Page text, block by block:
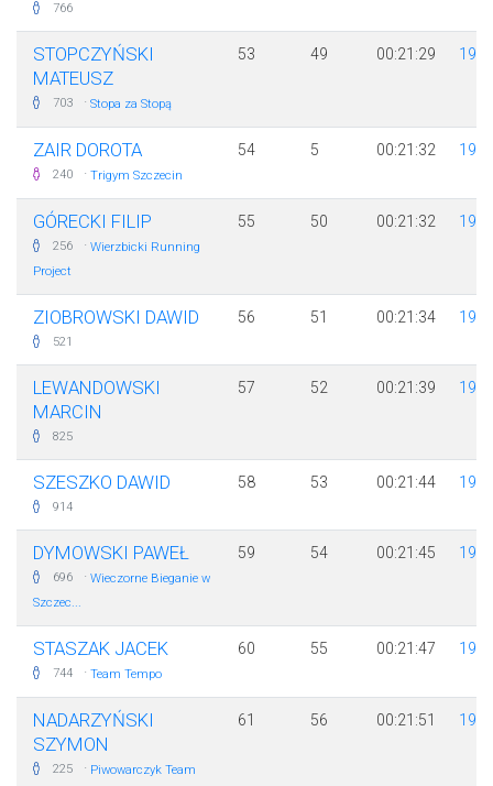
766
STOPCZYŃSKI
MATEUSZ
703 · Stopa za Stopą
53 49 00:21:29 1988
ZAIR DOROTA
240 · Trigym Szczecin
54 5 00:21:32 1994
GÓRECKI FILIP
256 · Wierzbicki Running
Project
55 50 00:21:32 1986
ZIOBROWSKI DAWID
521
56 51 00:21:34 1983
LEWANDOWSKI
MARCIN
825
57 52 00:21:39 1991
SZESZKO DAWID
914
58 53 00:21:44 1981
DYMOWSKI PAWEŁ
696 · Wieczorne Bieganie w
Szczec...
59 54 00:21:45 1984
STASZAK JACEK
744 · Team Tempo
60 55 00:21:47 1962
NADARZYŃSKI
SZYMON
225 · Piwowarczyk Team
61 56 00:21:51 1988